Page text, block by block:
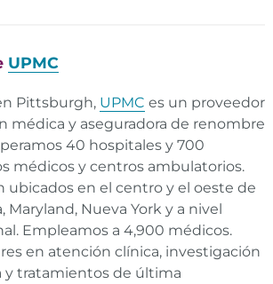
trimesters of pregnancy. Sleep
Smartphone addiction ruins sleep,
but you can fight back. CNN.Enlace
Handling a tough first semester
Parents.Enlace
UPMC
Pittsburgh, UPMC es un proveedor
médica y aseguradora de renombre
40 hospitales y 700
médicos y centros ambulatorios.
ubicados en el centro y el oeste de
Maryland, Nueva York y a nivel
Empleamos a 4,900 médicos.
en atención clínica, investigación
y tratamientos de última